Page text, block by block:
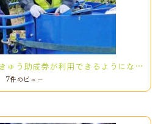
須賀川市、高齢者のはりきゅう助成券が利用できるようになりました！
7件のビュー